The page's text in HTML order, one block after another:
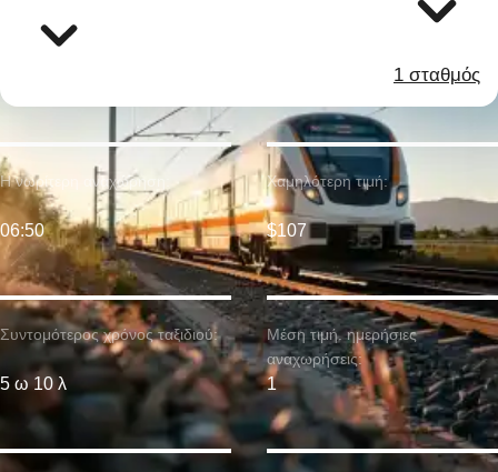
1 σταθμός
Συντομότερος χρόνος ταξιδιού:
5 ω 10 λ
Η νωρίτερη αναχώρηση:
06:50
Χαμηλότερη τιμή:
$107
Μέση τιμή. ημερήσιες
αναχωρήσεις:
1